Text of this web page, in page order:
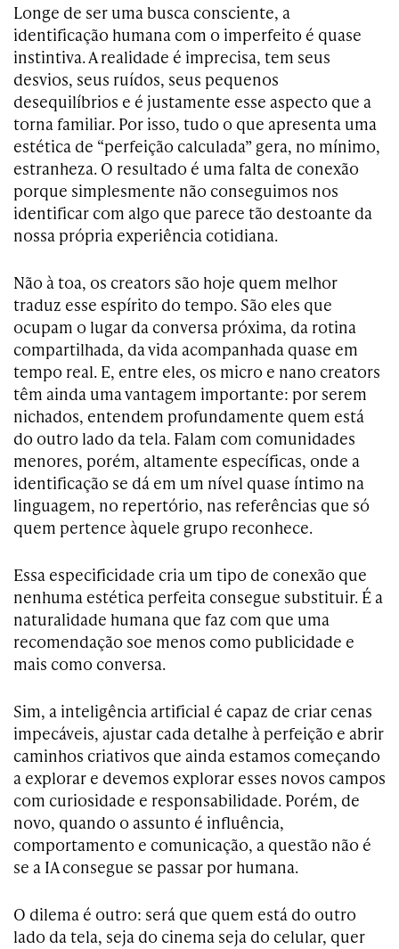
Longe de ser uma busca consciente, a
identificação humana com o imperfeito é quase
instintiva. A realidade é imprecisa, tem seus
desvios, seus ruídos, seus pequenos
desequilíbrios e é justamente esse aspecto que a
torna familiar. Por isso, tudo o que apresenta uma
estética de “perfeição calculada” gera, no mínimo,
estranheza. O resultado é uma falta de conexão
porque simplesmente não conseguimos nos
identificar com algo que parece tão destoante da
nossa própria experiência cotidiana.
Não à toa, os creators são hoje quem melhor
traduz esse espírito do tempo. São eles que
ocupam o lugar da conversa próxima, da rotina
compartilhada, da vida acompanhada quase em
tempo real. E, entre eles, os micro e nano creators
têm ainda uma vantagem importante: por serem
nichados, entendem profundamente quem está
do outro lado da tela. Falam com comunidades
menores, porém, altamente específicas, onde a
identificação se dá em um nível quase íntimo na
linguagem, no repertório, nas referências que só
quem pertence àquele grupo reconhece.
Essa especificidade cria um tipo de conexão que
nenhuma estética perfeita consegue substituir. É a
naturalidade humana que faz com que uma
recomendação soe menos como publicidade e
mais como conversa.
Sim, a inteligência artificial é capaz de criar cenas
impecáveis, ajustar cada detalhe à perfeição e abrir
caminhos criativos que ainda estamos começando
a explorar e devemos explorar esses novos campos
com curiosidade e responsabilidade. Porém, de
novo, quando o assunto é influência,
comportamento e comunicação, a questão não é
se a IA consegue se passar por humana.
O dilema é outro: será que quem está do outro
lado da tela, seja do cinema seja do celular, quer